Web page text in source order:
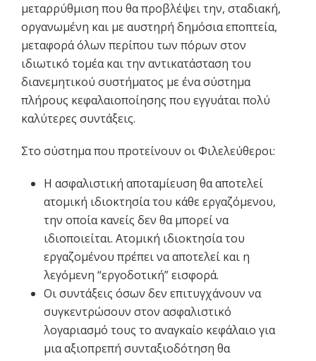
μεταρρύθμιση που θα προβλέψει την, σταδιακή,
οργανωμένη και με αυστηρή δημόσια εποπτεία,
μεταφορά όλων περίπου των πόρων στον
ιδιωτικό τομέα και την αντικατάσταση του
διανεμητικού συστήματος με ένα σύστημα
πλήρους κεφαλαιοποίησης που εγγυάται πολύ
καλύτερες συντάξεις.
Στο σύστημα που προτείνουν οι Φιλελεύθεροι:
Η ασφαλιστική αποταμίευση θα αποτελεί
ατομική ιδιοκτησία του κάθε εργαζόμενου,
την οποία κανείς δεν θα μπορεί να
ιδιοποιείται. Ατομική ιδιοκτησία του
εργαζομένου πρέπει να αποτελεί και η
λεγόμενη “εργοδοτική” εισφορά.
Οι συντάξεις όσων δεν επιτυγχάνουν να
συγκεντρώσουν στον ασφαλιστικό
λογαριασμό τους το αναγκαίο κεφάλαιο για
μια αξιοπρεπή συνταξιοδότηση θα